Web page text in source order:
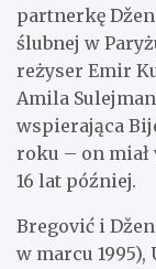
partnerkę
ślubnej w
reżyser Emir
Amila
wspierająca
roku – on miał
16 lat później.
Bregović i
w marcu 1995),